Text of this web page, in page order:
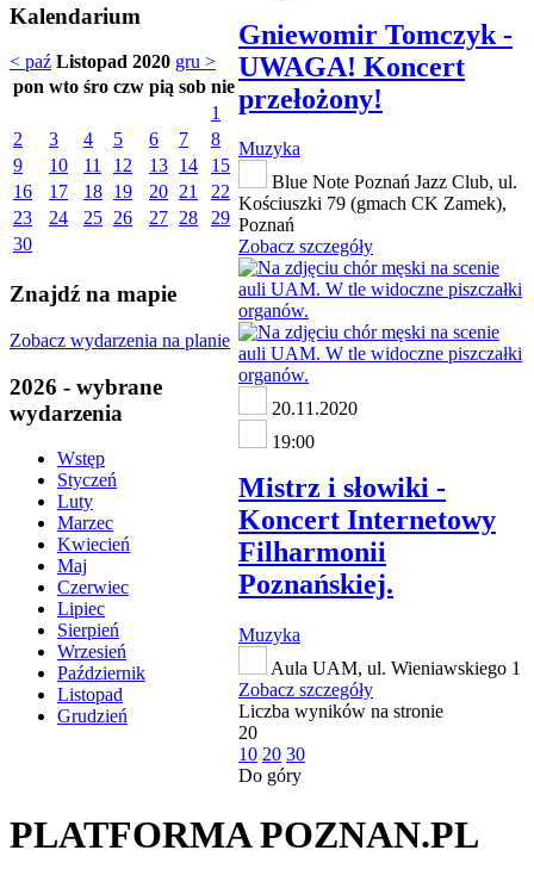
Kalendarium
< paź Listopad 2020 gru >
pon wto śro czw pią sob nie
1
2
3 4 5 6 7
8
9
10 11 12 13 14
15
16
17 18 19 20 21
22
23
24 25 26 27 28
29
30
Znajdź na mapie
Zobacz wydarzenia na planie
2026 - wybrane
wydarzenia
Wstęp
Styczeń
Luty
Marzec
Kwiecień
Maj
Czerwiec
Lipiec
Sierpień
Wrzesień
Październik
Listopad
Grudzień
Gniewomir Tomczyk -
UWAGA! Koncert
przełożony!
Muzyka
Blue Note Poznań Jazz Club, ul.
Kościuszki 79 (gmach CK Zamek),
Poznań
Zobacz szczegóły
20.11.2020
19:00
Mistrz i słowiki -
Koncert Internetowy
Filharmonii
Poznańskiej.
Muzyka
Aula UAM, ul. Wieniawskiego 1
Zobacz szczegóły
Liczba wyników na stronie
20
10 20 30
Do góry
PLATFORMA POZNAN.PL